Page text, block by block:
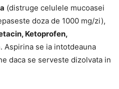
(distruge celulele mucoasei
doza de 1000 mg/zi),
Ketoprofen,
. Aspirina se ia intotdeauna
daca se serveste dizolvata in